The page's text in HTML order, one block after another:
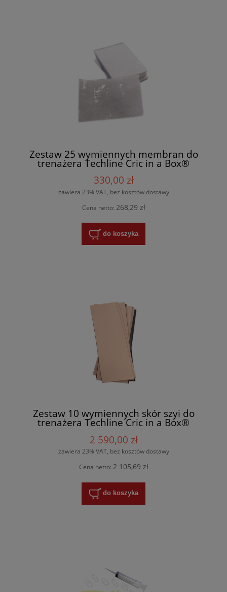
Zestaw 25 wymiennych membran do
trenażera Techline Cric in a Box®
330,00 zł
zawiera 23% VAT, bez kosztów dostawy
Cena netto: 268,29 zł
do koszyka
Zestaw 10 wymiennych skór szyi do
trenażera Techline Cric in a Box®
2 590,00 zł
zawiera 23% VAT, bez kosztów dostawy
Cena netto: 2 105,69 zł
do koszyka